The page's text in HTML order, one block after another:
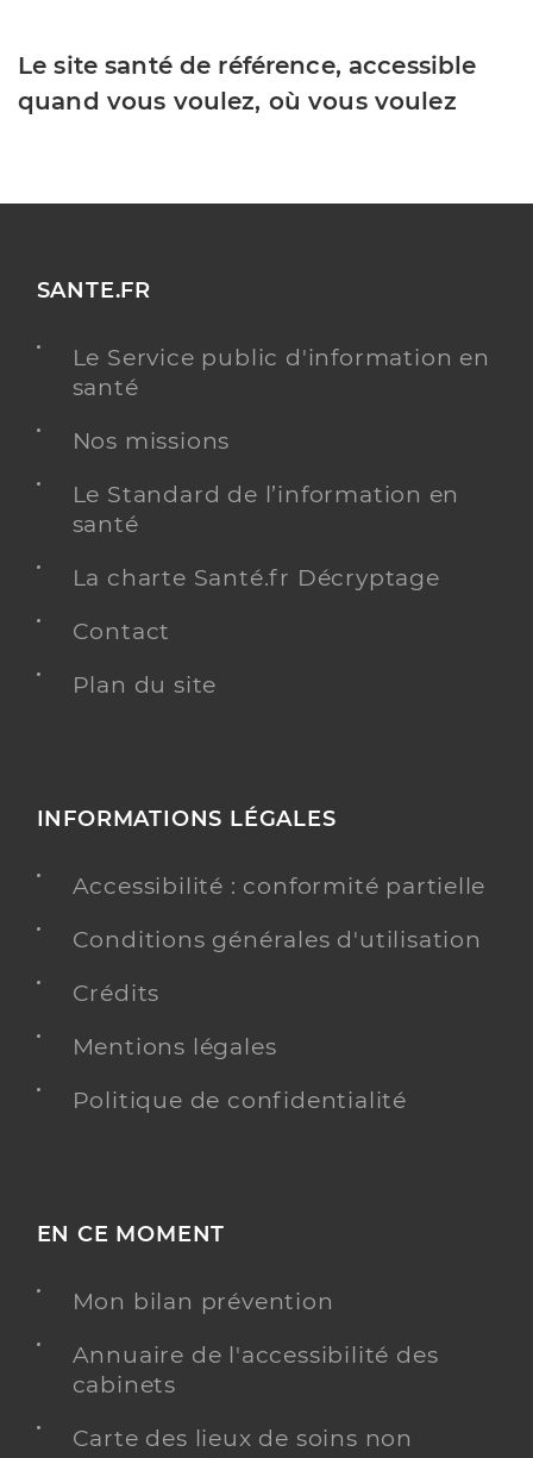
Le site santé de référence, accessible
quand vous voulez, où vous voulez
SANTE.FR
Le Service public d'information en
santé
Nos missions
Le Standard de l’information en
santé
La charte Santé.fr Décryptage
Contact
Plan du site
INFORMATIONS LÉGALES
Accessibilité : conformité partielle
Conditions générales d'utilisation
Crédits
Mentions légales
Politique de confidentialité
EN CE MOMENT
Mon bilan prévention
Annuaire de l'accessibilité des
cabinets
Carte des lieux de soins non